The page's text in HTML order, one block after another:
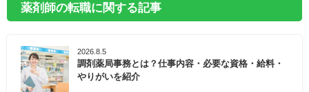
薬剤師の転職に関する記事
2026.8.5
調剤薬局事務とは？仕事内容・必要な資格・給料・
やりがいを紹介